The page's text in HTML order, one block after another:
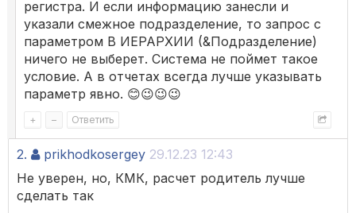
регистра. И если информацию занесли и
указали смежное подразделение, то запрос с
параметром В ИЕРАРХИИ (&Подразделение)
ничего не выберет. Система не поймет такое
условие. А в отчетах всегда лучше указывать
параметр явно. 😊😉😉😉
+ – Ответить
2. prikhodkosergey 29.12.23 12:43
Не уверен, но, КМК, расчет родитель лучше
сделать так